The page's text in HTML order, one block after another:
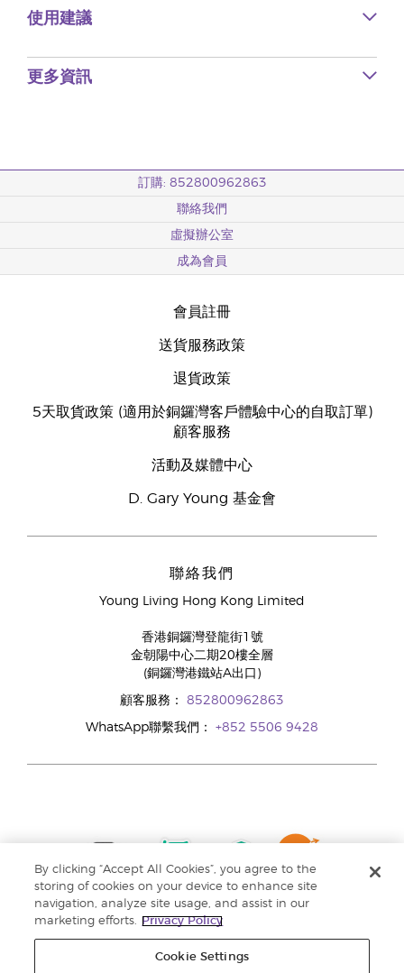
使用建議
更多資訊
訂購: 852800962863
聯絡我們
虛擬辦公室
成為會員
會員註冊
送貨服務政策
退貨政策
5天取貨政策 (適用於銅鑼灣客戶體驗中心的自取訂單)
顧客服務
活動及媒體中心
D. Gary Young 基金會
聯絡我們
Young Living Hong Kong Limited
香港銅鑼灣登龍街1號
金朝陽中心二期20樓全層
(銅鑼灣港鐵站A出口)
顧客服務： 852800962863
WhatsApp聯繫我們： +852 5506 9428
By clicking “Accept All Cookies”, you agree to the
storing of cookies on your device to enhance site
navigation, analyze site usage, and assist in our
marketing efforts.
Privacy Policy
Cookie Settings